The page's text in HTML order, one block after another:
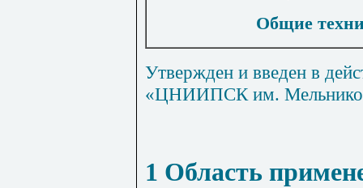
Общие
Утвержден и введен в
«ЦНИИПСК им.
1 Область